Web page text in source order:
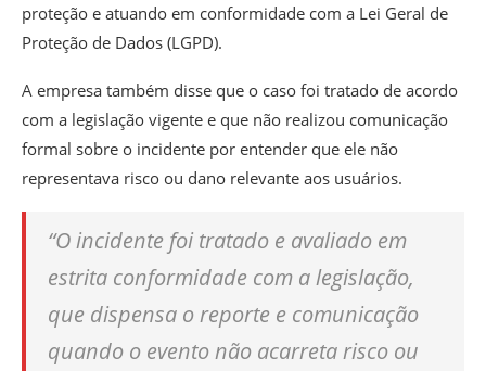
proteção e atuando em conformidade com a Lei Geral de
Proteção de Dados (LGPD).
A empresa também disse que o caso foi tratado de acordo
com a legislação vigente e que não realizou comunicação
formal sobre o incidente por entender que ele não
representava risco ou dano relevante aos usuários.
“O incidente foi tratado e avaliado em
estrita conformidade com a legislação,
que dispensa o reporte e comunicação
quando o evento não acarreta risco ou